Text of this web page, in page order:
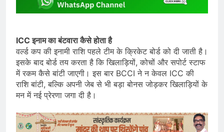
ICC इनाम का बंटवारा कैसे होता है
वर्ल्ड कप की इनामी राशि पहले टीम के क्रिकेट बोर्ड को दी जाती है।
इसके बाद बोर्ड तय करता है कि खिलाड़ियों, कोचों और सपोर्ट स्टाफ
में रकम कैसे बांटी जाएगी। इस बार BCCI ने न केवल ICC की
राशि बांटी, बल्कि अपनी जेब से भी बड़ा बोनस जोड़कर खिलाड़ियों के
मन में नई प्रेरणा जगा दी है।